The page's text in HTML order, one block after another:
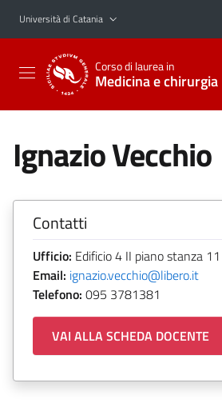
Vai al contenuto principale
Vai al menu di navigazione
Università di Catania
Corso di laurea in
Medicina e chirurgia
Ignazio Vecchio
Contatti
Ufficio: Edificio 4 II piano stanza 11
Email: ignazio.vecchio@libero.it
Telefono: 095 3781381
VAI ALLA SCHEDA DOCENTE